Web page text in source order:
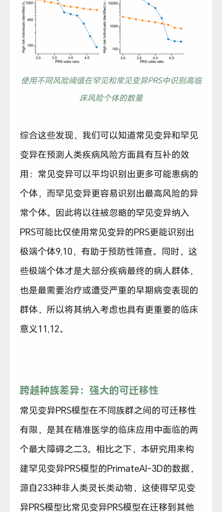
使用不同风险阈值在罕见和常见变异PRS中识别高临
床风险个体的数量
综合这些发现，我们可以知道常见变异和罕见
变异在预测人类疾病风险方面具有互补的效
用：常见变异可以平均识别出更多可能患病的
个体，而罕见变异更容易识别出最高风险的异
常个体。因此将以往被忽略的罕见变异纳入
PRS可能比仅使用常见变异的PRS更能识别出
极端个体9,10，有助于预防性筛查。同时，这
些极端个体才是大部分疾病最终的病人群体，
也是最需要治疗或遭受严重的早期病变表现的
群体，所以将其纳入考虑也具有更重要的临床
意义11,12。
跨越种族差异：强大的可迁移性
常见变异PRS模型在不同族群之间的可迁移性
有限，是其在精准医学的临床应用中面临的两
个最大障碍之二3。相比之下，本研究用来构
建罕见变异PRS模型的PrimateAI-3D的数据，
源自233种非人类灵长类动物，这使得罕见变
异PRS模型比常见变异PRS模型在迁移到其他